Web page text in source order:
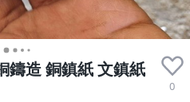
鑄造 銅鎮紙 文鎮紙
0